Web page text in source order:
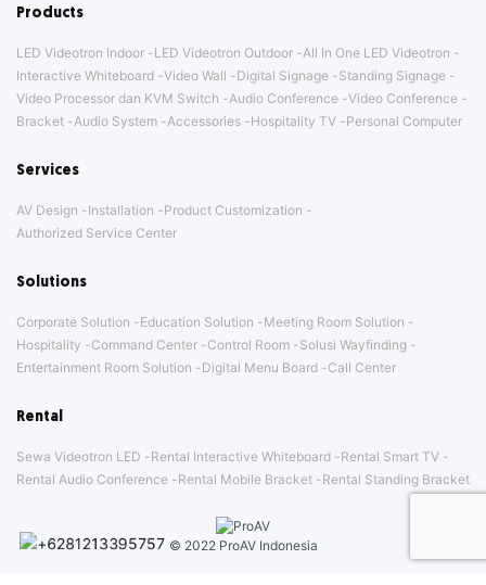
Products
LED Videotron Indoor LED Videotron Outdoor
All In One LED Videotron
Interactive Whiteboard Video Wall Digital Signage
Standing Signage
Video Processor dan KVM Switch
Audio Conference Video Conference
Bracket
Audio System Accessories Hospitality TV Personal Computer
Services
AV Design Installation
Product Customization
Authorized Service Center
Solutions
Corporate Solution Education Solution
Meeting Room Solution
Hospitality
Command Center Control Room
Solusi Wayfinding
Entertainment Room Solution
Digital Menu Board Call Center
Rental
Sewa Videotron LED Rental Interactive Whiteboard
Rental Smart TV
Rental Audio Conference
Rental Mobile Bracket Rental Standing Bracket
© 2022 ProAV Indonesia